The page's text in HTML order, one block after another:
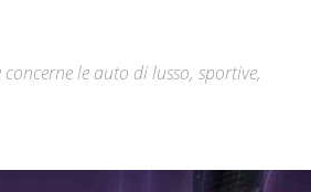
le auto di lusso, sportive,